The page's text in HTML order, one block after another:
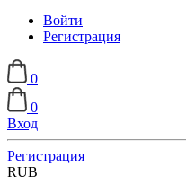
Войти
Регистрация
0
0
Вход
Регистрация
RUB